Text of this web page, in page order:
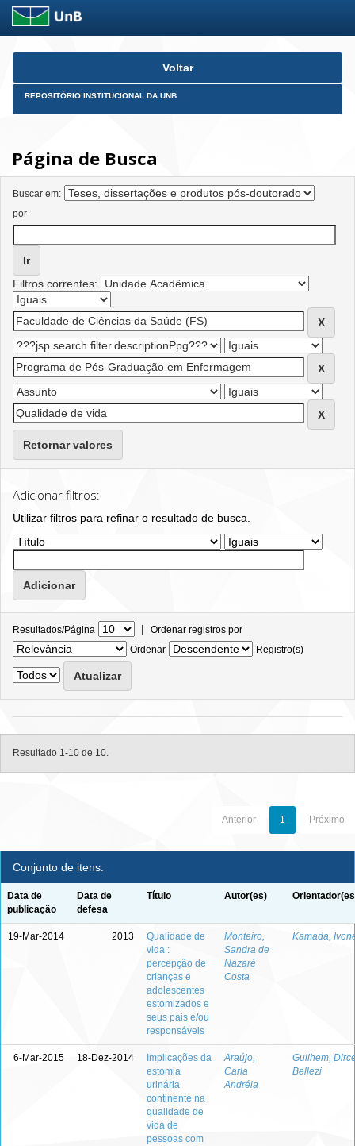
Skip
Voltar
REPOSITÓRIO INSTITUCIONAL DA UNB
Página de Busca
Buscar em:
por
Filtros correntes:
Retornar valores
Adicionar filtros:
Utilizar filtros para refinar o resultado de busca.
Resultados/Página | Ordenar registros por
Ordenar
Registro(s)
Resultado 1-10 de 10.
Anterior 1 Próximo
Conjunto de itens:
Data de
publicação
Data de
defesa
Título Autor(es)
19-Mar-2014 2013
Qualidade de
vida :
percepção de
crianças e
adolescentes
estomizados e
seus pais e/ou
responsáveis
Monteiro,
Sandra de
Nazaré
Costa
Kamada,
6-Mar-2015 18-Dez-2014
Implicações da
estomia
urinária
continente na
qualidade de
vida de
pessoas com
Araújo,
Carla
Andréia
Guilhem,
Bellezi